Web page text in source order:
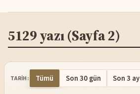
5129 yazı(Sayfa 2)
TARIH: Tümü Son 30 gün Son 3 ay